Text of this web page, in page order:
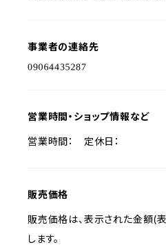
事業者の連絡先
営業時間・ショップ情報など
営業時間： 定休日：
販売価格
販売価格は、表示された金額(
します。